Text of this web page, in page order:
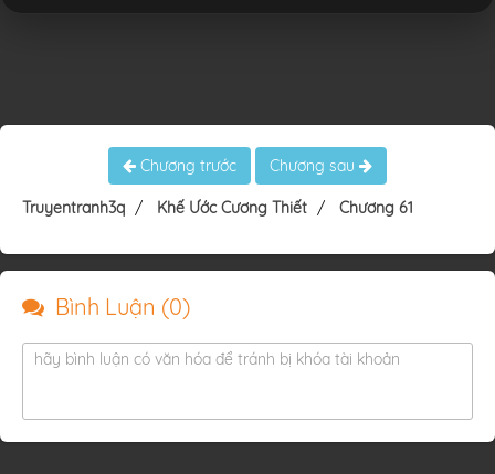
Chương trước Chương sau
Truyentranh3q Khế Ước Cương Thiết Chương 61
Bình Luận (0)
hãy bình luận có văn hóa để tránh bị khóa tài khoản